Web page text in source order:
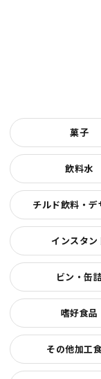
菓子
飲料水
チルド飲料・デ
インスタン
ビン・缶
嗜好食品
その他加工